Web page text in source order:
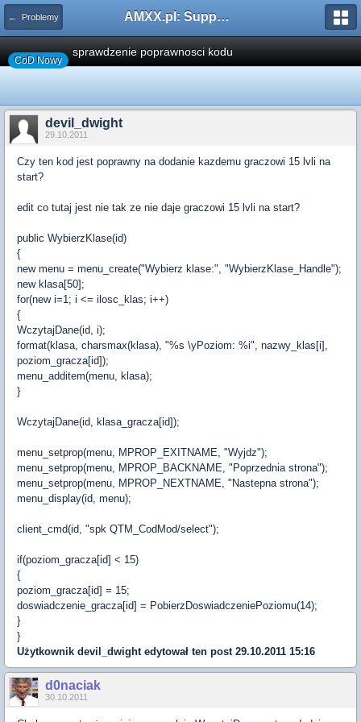
← Problemy AMXX.pl: Support AMX Mod X i SourceMod
CoD Nowy
sprawdzenie poprawnosci kodu
devil_dwight
29.10.2011
Czy ten kod jest poprawny na dodanie kazdemu graczowi 15 lvli na
start?
edit co tutaj jest nie tak ze nie daje graczowi 15 lvli na start?
public WybierzKlase(id)
{
new menu = menu_create("Wybierz klase:", "WybierzKlase_Handle");
new klasa[50];
for(new i=1; i <= ilosc_klas; i++)
{
WczytajDane(id, i);
format(klasa, charsmax(klasa), "%s \yPoziom: %i", nazwy_klas[i],
poziom_gracza[id]);
menu_additem(menu, klasa);
}
WczytajDane(id, klasa_gracza[id]);
menu_setprop(menu, MPROP_EXITNAME, "Wyjdz");
menu_setprop(menu, MPROP_BACKNAME, "Poprzednia strona");
menu_setprop(menu, MPROP_NEXTNAME, "Nastepna strona");
menu_display(id, menu);
client_cmd(id, "spk QTM_CodMod/select");
if(poziom_gracza[id] < 15)
{
poziom_gracza[id] = 15;
doswiadczenie_gracza[id] = PobierzDoswiadczeniePoziomu(14);
}
}
Użytkownik devil_dwightedytował ten post 29.10.2011 15:16
d0naciak
30.10.2011